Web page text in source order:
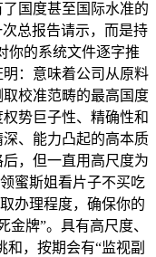
国度甚至国际水准的
总报告请示，而是持
你的系统文件逐字推
：意味着公司从原料
校准范畴的最高国度
势巨子性、精确性和
、能力凸起的高本质
，但一直用高尺度为
蜜斯姐看片子不买吃
办理程度，确保你的
金牌”。具有高尺度、
，按期会有“监视副